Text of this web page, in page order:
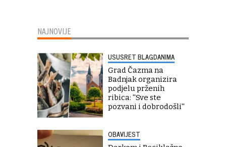
NAJNOVIJE
USUSRET BLAGDANIMA
Grad Čazma na
Badnjak organizira
podjelu prženih
ribica: ''Sve ste
pozvani i dobrodošli''
OBAVIJEST